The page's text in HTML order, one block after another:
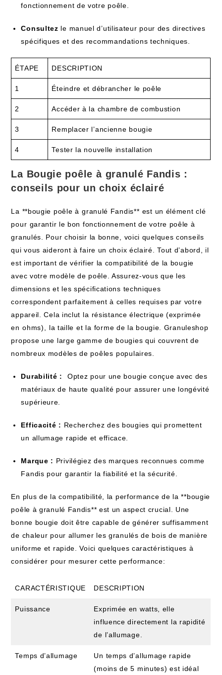
fonctionnement​ de votre poêle.
Consultez le‍ manuel d’utilisateur pour des directives
spécifiques et des recommandations techniques.
ÉTAPE DESCRIPTION
1 Éteindre et débrancher le poêle
2 Accéder à la chambre de combustion
3 Remplacer l’ancienne bougie
4 Tester la nouvelle installation
La Bougie poêle⁢ à‌ granulé Fandis :
conseils pour un choix éclairé
La **bougie poêle à ⁢granulé Fandis**⁤ est un élément clé
pour⁤ garantir le bon​ fonctionnement de votre poêle à
granulés. Pour choisir la bonne, voici quelques conseils
qui ​vous aideront à faire un choix éclairé. Tout‌ d’abord, il
est important​ de vérifier la compatibilité de la bougie
avec votre modèle de poêle. Assurez-vous que les
dimensions et les spécifications techniques
correspondent parfaitement à ​celles requises par votre
appareil.‌ Cela inclut la⁢ résistance électrique (exprimée
en ⁢ohms), ⁤la taille et la ⁤forme de la​ bougie. Granuleshop
propose une large gamme de bougies qui couvrent de
nombreux modèles de poêles ⁤populaires.
Durabilité : ⁤ Optez pour une bougie conçue avec des
matériaux de haute qualité pour assurer une longévité
supérieure.
Efficacité : Recherchez ‍des bougies ​qui​ promettent
un allumage rapide et efficace.
Marque : Privilégiez des marques reconnues comme
Fandis pour garantir ⁢la fiabilité et la sécurité.
En plus de la compatibilité, la performance de la **bougie
poêle à granulé Fandis** est un aspect crucial. Une
bonne bougie doit être capable de générer suffisamment
‌de chaleur pour allumer les granulés‌ de ‌bois​ de manière
uniforme‌ et rapide. Voici quelques caractéristiques à
considérer⁤ pour mesurer cette performance:
CARACTÉRISTIQUE DESCRIPTION
Puissance
Exprimée ‌en watts, elle
influence directement ‍la rapidité
de l’allumage.
Temps d’allumage
Un temps d’allumage rapide
(moins de 5 minutes) est idéal